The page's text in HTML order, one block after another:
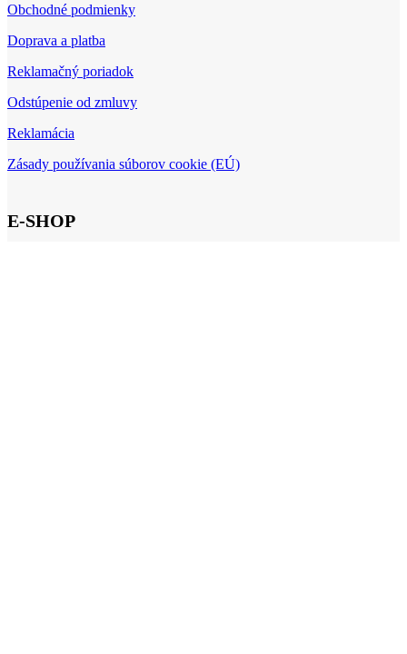
Obchodné podmienky
Doprava a platba
Reklamačný poriadok
Odstúpenie od zmluvy
Reklamácia
Zásady používania súborov cookie (EÚ)
E-SHOP